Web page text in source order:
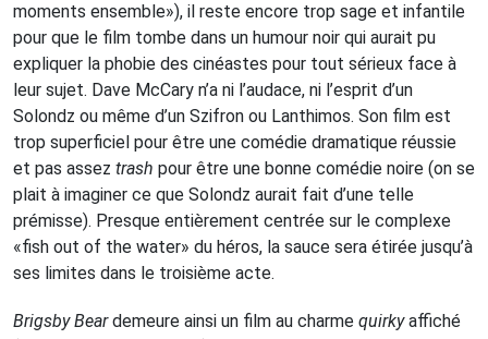
moments ensemble»), il reste encore trop sage et infantile
pour que le film tombe dans un humour noir qui aurait pu
expliquer la phobie des cinéastes pour tout sérieux face à
leur sujet. Dave McCary n’a ni l’audace, ni l’esprit d’un
Solondz ou même d’un Szifron ou Lanthimos. Son film est
trop superficiel pour être une comédie dramatique réussie
et pas assez trash pour être une bonne comédie noire (on se
plait à imaginer ce que Solondz aurait fait d’une telle
prémisse). Presque entièrement centrée sur le complexe
«fish out of the water» du héros, la sauce sera étirée jusqu’à
ses limites dans le troisième acte.
Brigsby Beardemeure ainsi un film au charme quirkyaffiché